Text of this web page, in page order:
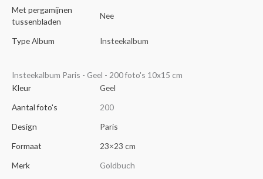
Met pergamijnen
tussenbladen
Nee
Type Album Insteekalbum
Insteekalbum Paris - Geel - 200 foto's 10x15 cm
Kleur
Geel
Aantal foto's
200
Design
Paris
Formaat
23×23 cm
Merk
Goldbuch